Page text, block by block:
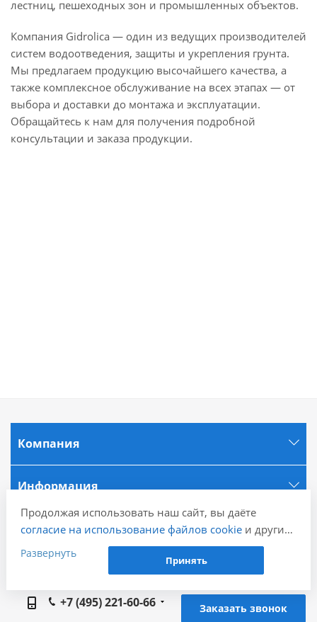
лестниц, пешеходных зон и промышленных объектов.
Компания Gidrolica — один из ведущих производителей
систем водоотведения, защиты и укрепления грунта.
Мы предлагаем продукцию высочайшего качества, а
также комплексное обслуживание на всех этапах — от
выбора и доставки до монтажа и эксплуатации.
Обращайтесь к нам для получения подробной
консультации и заказа продукции.
Компания
Информация
Города
Наши контакты
+7 (495) 221-60-66
Заказать звонок
Продолжая использовать наш сайт, вы даёте
согласие на использование файлов cookieи других
пользовательских данных (включая IP-адрес,
сведения о местоположении, устройстве, действиях
проведения статистических исследований,
ретаргетинга и использования систем аналитики
Развернуть
Принять